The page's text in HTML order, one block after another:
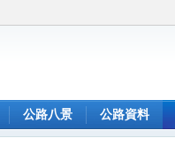
公路八景 公路資料